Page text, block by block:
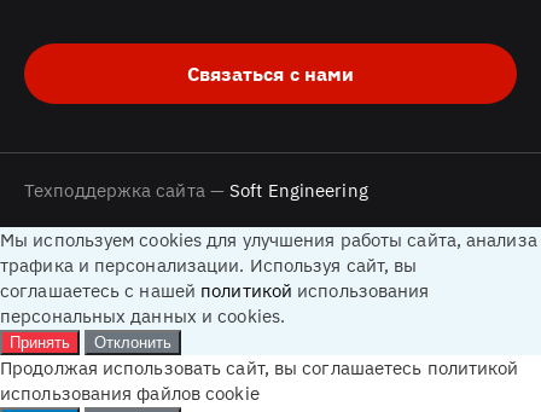
Связаться с нами
Техподдержка сайта —Soft Engineering
Мы используем cookies для улучшения работы сайта, анализа
трафика и персонализации. Используя сайт, вы
соглашаетесь с нашей политикой использования
персональных данных и cookies.
Принять Отклонить
Продолжая использовать сайт, вы соглашаетесь политикой
использования файлов cookie